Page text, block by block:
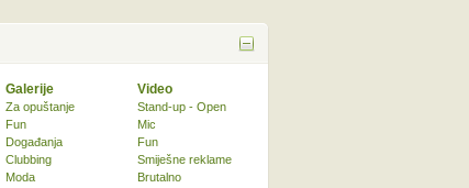
Galerije
Za opuštanje
Fun
Događanja
Clubbing
Moda
Video
Stand-up - Open
Mic
Fun
Smiješne reklame
Brutalno